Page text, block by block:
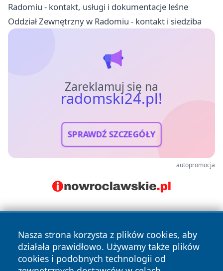
Radomiu - kontakt, usługi i dokumentacje leśne
Oddział Zewnętrzny w Radomiu - kontakt i siedziba
Zareklamuj się na
radomski24.pl!
SPRAWDŹ SZCZEGÓŁY
autopromocja
Nasza strona korzysta z plików cookies, aby
działała prawidłowo. Używamy także plików
cookies i podobnych technologii od